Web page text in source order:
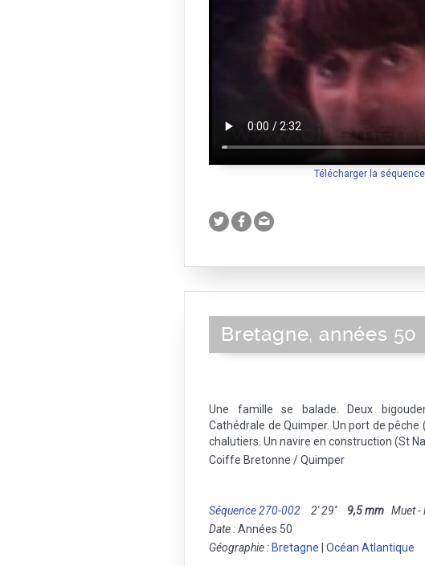
Télécharger la séquence
Bretagne, années 50
Une famille se balade. Deux
Cathédrale de Quimper. Un port de pêche
chalutiers. Un navire en construction (St
Coiffe Bretonne / Quimper
Séquence 270-002 2' 29'' 9,5 mm Muet -
Date :Années 50
Géographie : Bretagne Océan Atlantique